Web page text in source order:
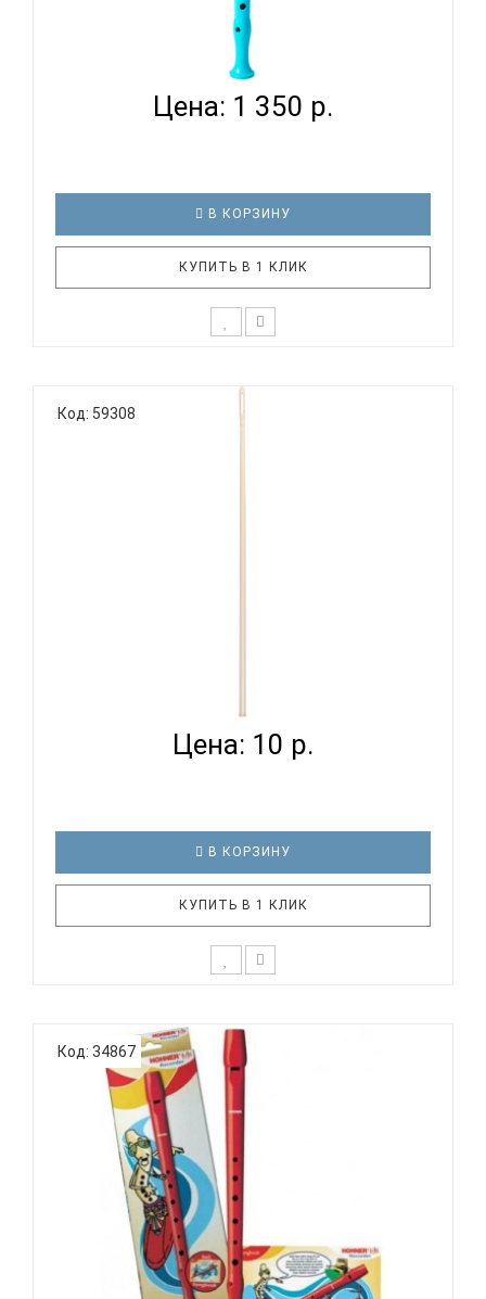
HOHNER B95084 LB - БЛОКФЛЕЙТА СОПРАНО
НЕМЕЦКАЯ СИС...
Цена: 1 350 р.
В КОРЗИНУ
КУПИТЬ В 1 КЛИК
качество звучания инструмента и нужно
стараться правильно их направить в этом.
Код: 59308
Цена: 10 р.
В КОРЗИНУ
КУПИТЬ В 1 КЛИК
флейтыДополнительная ИнформацияМатериал
корпуса: ПластикЦвет: ЗеленыйВид:
СопраноМатериал мундштука: ПластикСтрана
происхождения: КитайСерия: YsFLIGHT FFP-ROD
Шомпол пластиковый для флейты..
Код: 34867